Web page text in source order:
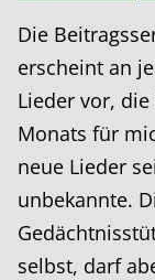
Die
erscheint an
Lieder vor,
Monats für
neue Lieder
unbekannte.
selbst, darf